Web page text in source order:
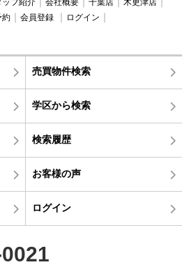
約 会員登録
ログイン
売買物件検索
学区から検索
検索履歴
お客様の声
ログイン